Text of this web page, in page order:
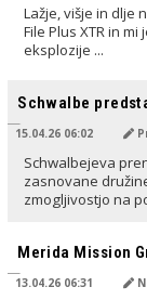
Lažje, višje in dlje
File Plus XTR in
eksplozije ...
Schwalbe
15.04.26 06:02
Schwalbejeva
zasnovane
zmogljivostjo na
Merida Mission
13.04.26 06:31